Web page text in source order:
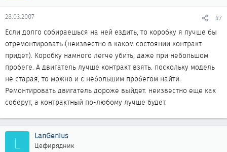
28.03.2007 #7
Если долго собираешься на ней ездить, то коробку я лучше бы
отремонтировать (неизвестно в каком состоянии контракт
придет). Коробку намного легче убить, даже при небольшом
пробеге. А двигатель лучше контракт взять. поскольку модель
не старая, то можно и с небольшим пробегом найти.
Ремонтировать двигатель дороже выйдет. неизвестно еще как
соберут, а контрактный по-любому лучше будет.
L LanGenius
Цефирядник